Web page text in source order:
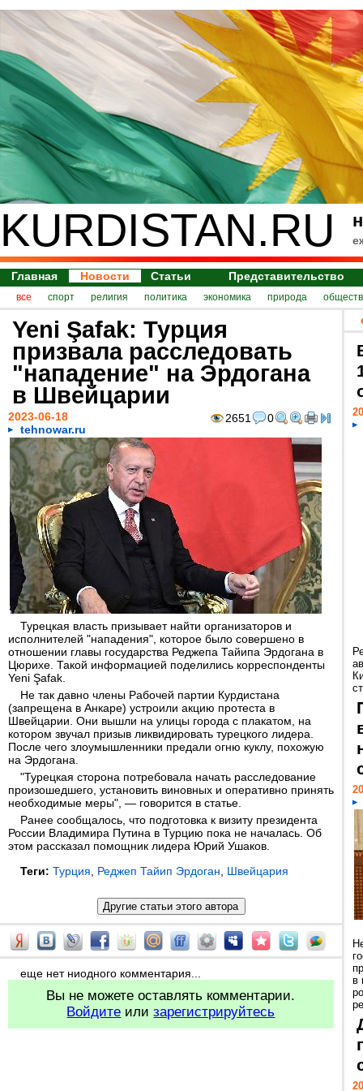
KURDISTAN.RU
Главная Новости Статьи Представительство
все спорт религия политика экономика природа
Yeni Şafak: Турция
призвала расследовать
"нападение" на Эрдогана
в Швейцарии
2651 0
2023-06-18
tehnowar.ru
Турецкая власть призывает найти организаторов и
исполнителей "нападения", которое было совершено в
отношении главы государства Реджепа Тайипа Эрдогана в
Цюрихе. Такой информацией поделились корреспонденты
Yeni Şafak.
Не так давно члены Рабочей партии Курдистана
(запрещена в Анкаре) устроили акцию протеста в
Швейцарии. Они вышли на улицы города с плакатом, на
котором звучал призыв ликвидировать турецкого лидера.
После чего злоумышленники предали огню куклу, похожую
на Эрдогана.
"Турецкая сторона потребовала начать расследование
произошедшего, установить виновных и оперативно принять
необходимые меры", — говорится в статье.
Ранее сообщалось, что подготовка к визиту президента
России Владимира Путина в Турцию пока не началась. Об
этом рассказал помощник лидера Юрий Ушаков.
Теги: Турция Реджеп Тайип Эрдоган Швейцария
еще нет ниодного комментария...
Вы не можете оставлять комментарии.
Войдите илизарегистрируйтесь
в